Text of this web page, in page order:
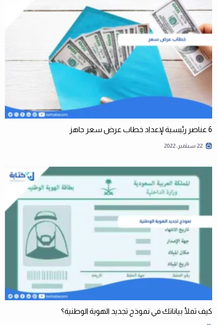
6 عناصر رئيسية لإعداد خطاب عرض سعر جاهز
22 سبتمبر، 2022
كيف تملأ بياناتك في نموذج تجديد الهوية الوطنية؟